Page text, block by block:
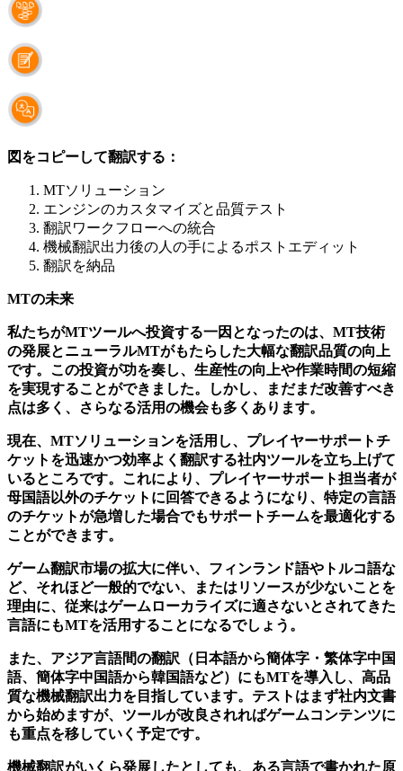
図をコピーして翻訳する：
MTソリューション
エンジンのカスタマイズと品質テスト
翻訳ワークフローへの統合
機械翻訳出力後の人の手によるポストエディット
翻訳を納品
MTの未来
私たちがMTツールへ投資する一因となったのは、MT技術
の発展とニューラルMTがもたらした大幅な翻訳品質の向上
です。この投資が功を奏し、生産性の向上や作業時間の短縮
を実現することができました。しかし、まだまだ改善すべき
点は多く、さらなる活用の機会も多くあります。
現在、MTソリューションを活用し、プレイヤーサポートチ
ケットを迅速かつ効率よく翻訳する社内ツールを立ち上げて
いるところです。これにより、プレイヤーサポート担当者が
母国語以外のチケットに回答できるようになり、特定の言語
のチケットが急増した場合でもサポートチームを最適化する
ことができます。
ゲーム翻訳市場の拡大に伴い、フィンランド語やトルコ語な
ど、それほど一般的でない、またはリソースが少ないことを
理由に、従来はゲームローカライズに適さないとされてきた
言語にもMTを活用することになるでしょう。
また、アジア言語間の翻訳（日本語から簡体字・繁体字中国
語、簡体字中国語から韓国語など）にもMTを導入し、高品
質な機械翻訳出力を目指しています。テストはまず社内文書
から始めますが、ツールが改良されればゲームコンテンツに
も重点を移していく予定です。
機械翻訳がいくら発展したとしても、ある言語で書かれた原